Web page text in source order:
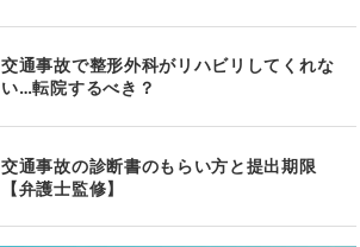
交通事故で整形外科がリハビリしてくれな
い…転院するべき？
交通事故の診断書のもらい方と提出期限
【弁護士監修】